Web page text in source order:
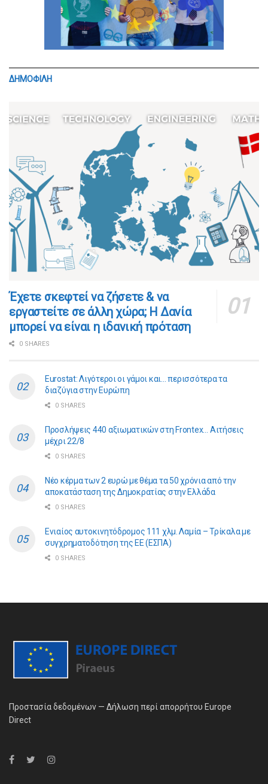
ΔΗΜΟΦΙΛΗ
​​Έχετε σκεφτεί να ζήσετε & να
εργαστείτε σε άλλη χώρα; Η Δανία
μπορεί να είναι η ιδανική πρόταση
0 SHARES
Eurostat: Λιγότεροι οι γάμοι και… περισσότερα τα
διαζύγια στην Ευρώπη
0 SHARES
Προσλήψεις 440 αξιωματικών στη Frontex… Αιτήσεις
μέχρι 22/8
0 SHARES
Νέο κέρμα των 2 ευρώ με θέμα τα 50 χρόνια από την
αποκατάσταση της Δημοκρατίας στην Ελλάδα
0 SHARES
Ενιαίος αυτοκινητόδρομος 111 χλμ. Λαμία – Τρίκαλα με
συγχρηματοδότηση της ΕE (ΕΣΠΑ)
0 SHARES
Προστασία δεδομένων — Δήλωση περί απορρήτου Europe
Direct